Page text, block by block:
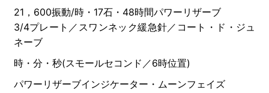
21，600振動/時・17石・48時間パワーリザーブ
3/4プレート／スワンネック緩急針／コート・ド・ジュ
ネーブ
時・分・秒(スモールセコンド／6時位置)
パワーリザーブインジケーター・ムーンフェイズ